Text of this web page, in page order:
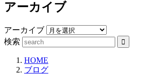
アーカイブ
アーカイブ
検索
HOME
ブログ